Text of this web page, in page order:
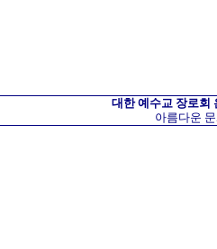
대한 예수교 장로회
아름다운